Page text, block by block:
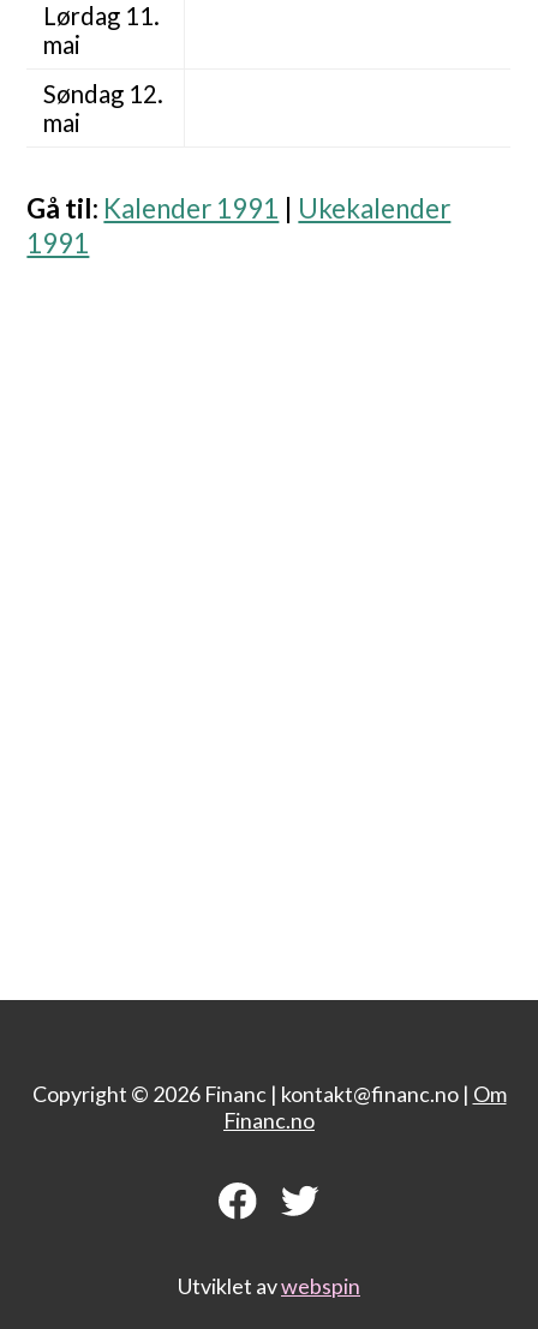
Lørdag 11.
mai
Søndag 12.
mai
Gå til: Kalender 1991
Ukekalender
1991
Copyright © 2026 Financ | kontakt@financ.no | Om
Financ.no
Utviklet avwebspin